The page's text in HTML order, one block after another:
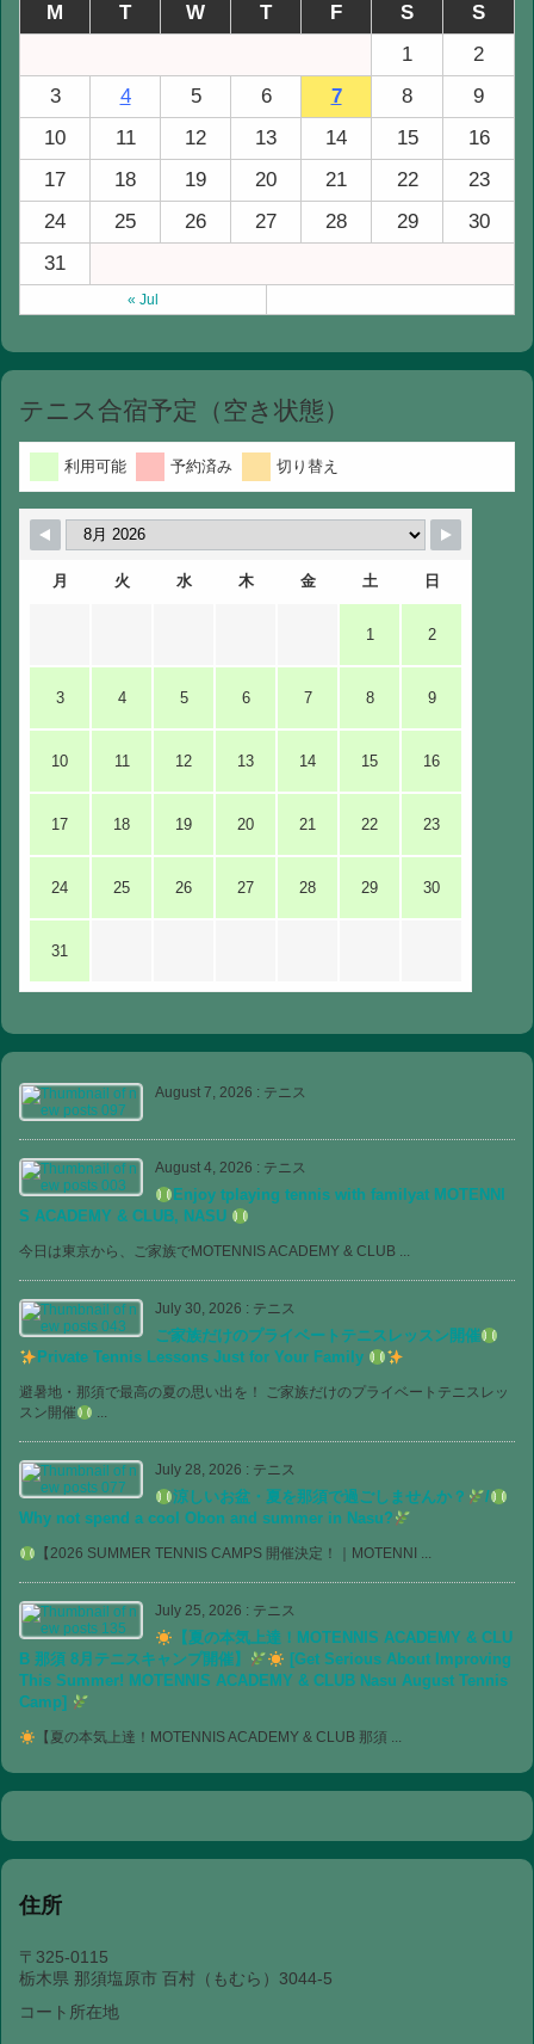
M T W T F S
S
1
2
3
4 5 6 7 8
9
10
11 12 13 14 15
16
17
18 19 20 21 22
23
24
25 26 27 28 29
30
31
« Jul
テニス合宿予定（空き状態）
利用可能 予約済み 切り替え
月 火 水 木 金 土 日
1 2
3 4 5 6 7 8 9
10 11 12 13 14 15 16
17 18 19 20 21 22 23
24 25 26 27 28 29 30
31
August 7, 2026 : テニス
August 4, 2026 : テニス
Enjoy tplaying tennis with familyat MOTENNI
S ACADEMY & CLUB, NASU
今日は東京から、ご家族でMOTENNIS ACADEMY & CLUB ...
July 30, 2026 : テニス
ご家族だけのプライベートテニスレッスン開催
Private Tennis Lessons Just for Your Family
避暑地・那須で最高の夏の思い出を！ ご家族だけのプライベートテニスレッ
スン開催
...
July 28, 2026 : テニス
涼しいお盆・夏を那須で過ごしませんか？
/
Why not spend a cool Obon and summer in Nasu?
【2026 SUMMER TENNIS CAMPS 開催決定！｜MOTENNI ...
July 25, 2026 : テニス
【夏の本気上達！MOTENNIS ACADEMY & CLU
B 那須 8月テニスキャンプ開催】
[Get Serious About Improving
This Summer! MOTENNIS ACADEMY & CLUB Nasu August Tennis
Camp]
【夏の本気上達！MOTENNIS ACADEMY & CLUB 那須 ...
住所
〒325-0115
栃木県 那須塩原市 百村（もむら）3044-5
コート所在地